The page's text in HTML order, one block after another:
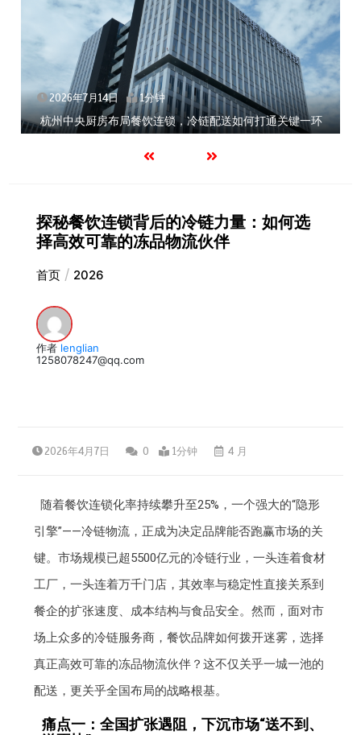
2026年7月14日 1分钟
杭州中央厨房布局餐饮连锁，冷链配送如何打通关键一环
探秘餐饮连锁背后的冷链力量：如何选
择高效可靠的冻品物流伙伴
首页 2026
作者 lenglian
1258078247@qq.com
2026年4月7日 0 1分钟 4 月
随着餐饮连锁化率持续攀升至25%，一个强大的“隐形
引擎”——冷链物流，正成为决定品牌能否跑赢市场的关
键。市场规模已超5500亿元的冷链行业，一头连着食材
工厂，一头连着万千门店，其效率与稳定性直接关系到
餐企的扩张速度、成本结构与食品安全。然而，面对市
场上众多的冷链服务商，餐饮品牌如何拨开迷雾，选择
真正高效可靠的冻品物流伙伴？这不仅关乎一城一池的
配送，更关乎全国布局的战略根基。
痛点一：全国扩张遇阻，下沉市场“送不到、